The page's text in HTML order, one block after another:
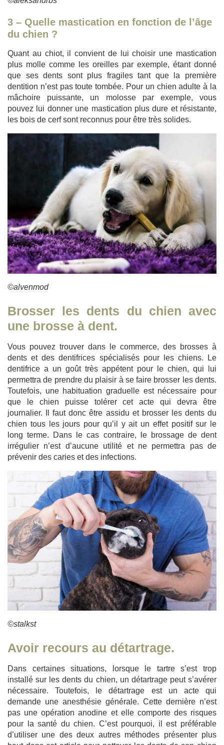
3 – Quelle mastication en fonction de l’âge
du chien ?
Quant au chiot, il convient de lui choisir une mastication
plus molle comme les oreilles par exemple, étant donné
que ses dents sont plus fragiles tant que la première
dentition n’est pas toute tombée. Pour un chien adulte à la
mâchoire puissante, un molosse par exemple, vous
pouvez lui donner une mastication plus dure et résistante,
les bois de cerf sont reconnus pour être très solides.
©alvenmod
Brosser les dents du chien avec
une brosse à dent.
Vous pouvez trouver dans le commerce, des brosses à
dents et des dentifrices spécialisés pour les chiens. Le
dentifrice a un goût très appétent pour le chien, qui lui
permettra de prendre du plaisir à se faire brosser les dents.
Toutefois, une habituation graduelle est nécessaire pour
que le chien puisse tolérer cet acte qui devra être
journalier. Il faut donc être assidu et brosser les dents du
chien tous les jours pour qu’il y ait un effet positif sur le
long terme. Dans le cas contraire, le brossage de dent
irrégulier n’est d’aucune utilité et ne permettra pas de
prévenir des caries et des infections.
©stalkst
Avoir recours au détartrage.
Dans certaines situations, lorsque le tartre s’est trop
installé sur les dents du chien, un détartrage peut s’avérer
nécessaire. Toutefois, le détartrage est un acte qui
demande une anesthésie générale. Cette dernière n’est
pas une opération anodine et elle comporte des risques
pour la santé du chien. C’est pourquoi, il est préférable
d’utiliser une des deux autres méthodes présenter plus